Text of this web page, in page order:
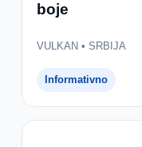
boje
VULKAN • SRBIJA
Informativno